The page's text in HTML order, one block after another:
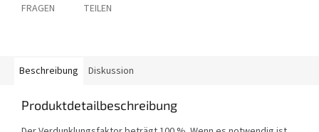
FRAGEN TEILEN
Beschreibung Diskussion
Produktdetailbeschreibung